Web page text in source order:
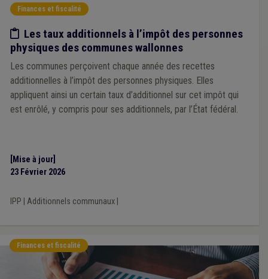
Finances et fiscalité
Etude/chiffres
Les taux additionnels à l’impôt des personnes
physiques des communes wallonnes
Les communes perçoivent chaque année des recettes
additionnelles à l’impôt des personnes physiques. Elles
appliquent ainsi un certain taux d’additionnel sur cet impôt qui
est enrôlé, y compris pour ses additionnels, par l’État fédéral.
[Mise à jour]
23 Février 2026
IPP Additionnels communaux|
Finances et fiscalité